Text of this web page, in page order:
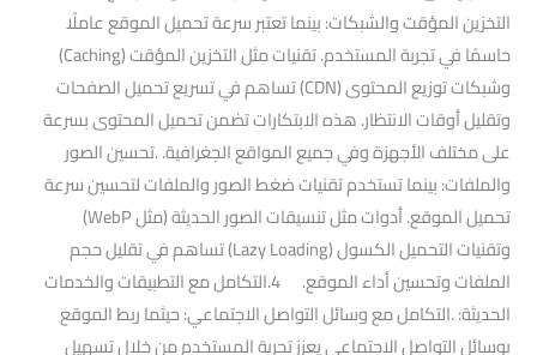
التخزين المؤقت والشبكات: بينما تعتبر سرعة تحميل الموقع عاملًا
حاسمًا في تجربة المستخدم. تقنيات مثل التخزين المؤقت (Caching)
وشبكات توزيع المحتوى (CDN) تساهم في تسريع تحميل الصفحات
وتقليل أوقات الانتظار. هذه الابتكارات تضمن تحميل المحتوى بسرعة
على مختلف الأجهزة وفي جميع المواقع الجغرافية. .تحسين الصور
والملفات: بينما تستخدم تقنيات ضغط الصور والملفات لتحسين سرعة
تحميل الموقع. أدوات مثل تنسيقات الصور الحديثة (مثل WebP)
وتقنيات التحميل الكسول (Lazy Loading) تساهم في تقليل حجم
الملفات وتحسين أداء الموقع. 4.التكامل مع التطبيقات والخدمات
الحديثة: .التكامل مع وسائل التواصل الاجتماعي: حيثما ربط الموقع
بوسائل التواصل الاجتماعي يعزز تجربة المستخدم من خلال تسهيل